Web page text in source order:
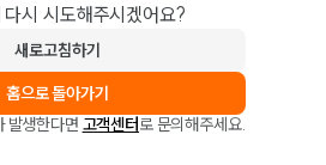
시 시도해주시겠어요?
새로고침하기
홈으로 돌아가기
발생한다면 고객센터로 문의해주세요.